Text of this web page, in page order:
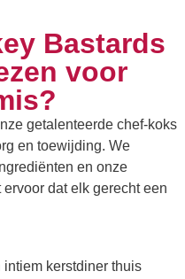
Bastards
voor
getalenteerde chef-koks
en toewijding. We
en onze
dat elk gerecht een
intiem kerstdiner thuis